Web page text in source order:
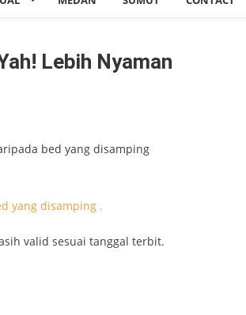
Lebih Nyaman
bed yang disamping
valid sesuai tanggal terbit.